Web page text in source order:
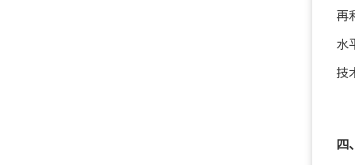
再
水
技
四